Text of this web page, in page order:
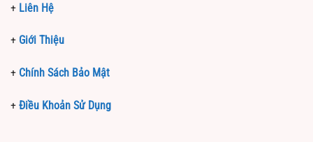
+ Liên Hệ
+ Giới Thiệu
+ Chính Sách Bảo Mật
+ Điều Khoản Sử Dụng